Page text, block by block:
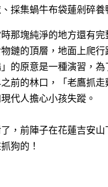
採集蝸牛布袋蓮剁碎
那塊純淨的地方還有
鏈的頂層，地面上爬
的原意是一種演習，
前的林口，「老鷹抓
代人擔心小孩失蹤。
，前陣子在花蓮吉安
狗的！